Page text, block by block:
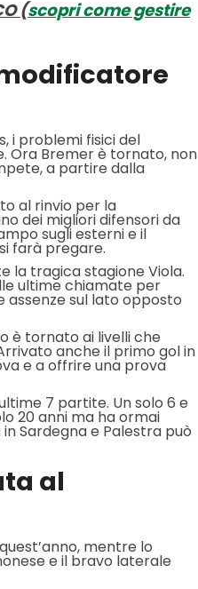
(scopri come gestire
i problemi fisici del
Ora Bremer è tornato, non
a partire dalla
al rinvio per la
dei migliori difensori da
sugli esterni e il
farà pregare.
la tragica stagione Viola.
ultime chiamate per
sul lato opposto
è tornato ai livelli che
anche il primo gol in
e a offrire una prova
7 partite. Un solo 6 e
20 anni ma ha ormai
Sardegna e Palestra può
al
mentre lo
e il bravo laterale